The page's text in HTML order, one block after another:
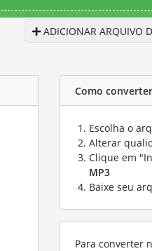
ADICIONAR ARQUIVO
Como
Escolha o
Alterar
Clique em
MP3
Baixe seu
Para converter